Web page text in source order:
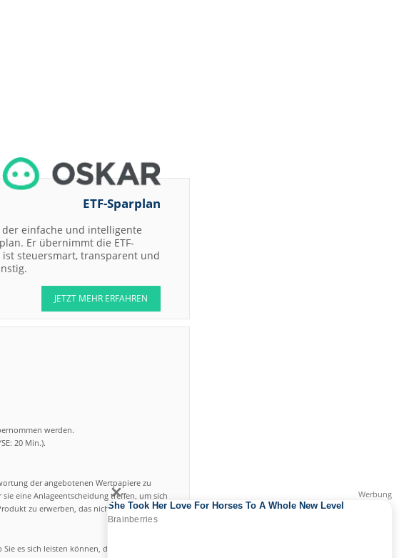
ETF-Sparplan
der einfache und intelligente
Er übernimmt die ETF-
ist steuersmart, transparent und
JETZT MEHR ERFAHREN
werden.
20 Min.).
der angebotenen Wertpapiere zu
eine Anlageentscheidung treffen, um sich
zu erwerben, das nicht einfach ist und
es sich leisten können, das hohe Risiko